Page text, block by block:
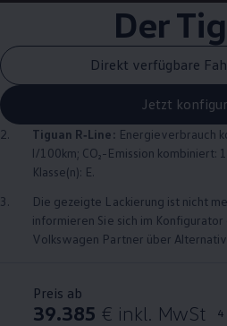
Der
Direkt verfügbare
Jetzt
2. Tiguan R‑Line: Energieverbrauch
l/100km; CO₂-Emission kombiniert:
Klasse(n): E.
3.
Die gezeigte Lackierung ist nicht
informieren Sie sich im
Volkswagen Partner über
Preis ab
39.385 € inkl. MwSt 4